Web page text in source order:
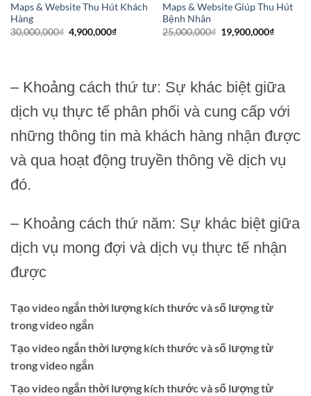
Maps & Website Thu Hút Khách
Hàng
30,000,000₫ Giá
gốc
4,900,000₫Giá
Maps & Website Giúp Thu Hút
Bệnh Nhân
25,000,000₫ Giá
gốc
19,900,000₫Giá
– Khoảng cách thứ tư: Sự khác biệt giữa
dịch vụ thực tế phân phối và cung cấp với
những thông tin mà khách hàng nhận được
và qua hoạt động truyền thông về dịch vụ
đó.
– Khoảng cách thứ năm: Sự khác biệt giữa
dịch vụ mong đợi và dịch vụ thực tế nhận
được
Tạo video ngắn thời lượng kích thước và số lượng từ
trong video ngắn
Tạo video ngắn thời lượng kích thước và số lượng từ
trong video ngắn
Tạo video ngắn thời lượng kích thước và số lượng từ